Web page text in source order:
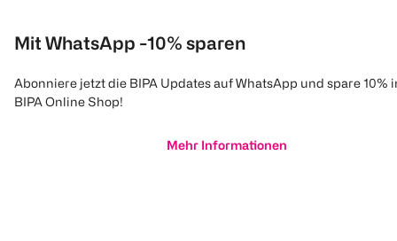
Mit WhatsApp -10% sparen
Abonniere jetzt die BIPA Updates auf WhatsApp und spare 10%
BIPA Online Shop!
Mehr Informationen